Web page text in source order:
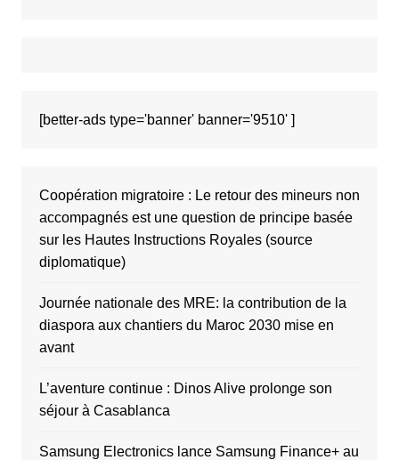
[better-ads type='banner' banner='9510' ]
Coopération migratoire : Le retour des mineurs non
accompagnés est une question de principe basée
sur les Hautes Instructions Royales (source
diplomatique)
Journée nationale des MRE: la contribution de la
diaspora aux chantiers du Maroc 2030 mise en
avant
L’aventure continue : Dinos Alive prolonge son
séjour à Casablanca
Samsung Electronics lance Samsung Finance+ au